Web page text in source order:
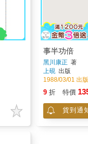
事半功倍
黑川康正 著
上硯 出版
1988/03/01 出版
9 折 特價
貨到通